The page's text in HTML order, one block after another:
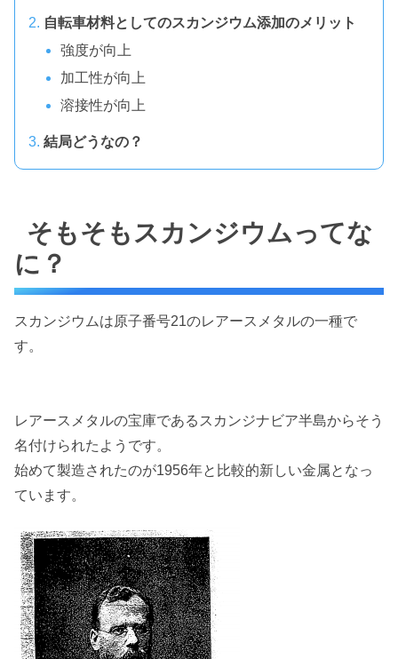
自転車材料としてのスカンジウム添加のメリット
強度が向上
加工性が向上
溶接性が向上
結局どうなの？
そもそもスカンジウムってな
に？
スカンジウムは原子番号21のレアースメタルの一種で
す。
レアースメタルの宝庫であるスカンジナビア半島からそう
名付けられたようです。
始めて製造されたのが1956年と比較的新しい金属となっ
ています。